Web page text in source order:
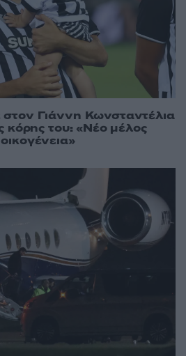
Γιάννη Κωνσταντέλια
κόρης του: «Νέο μέλος